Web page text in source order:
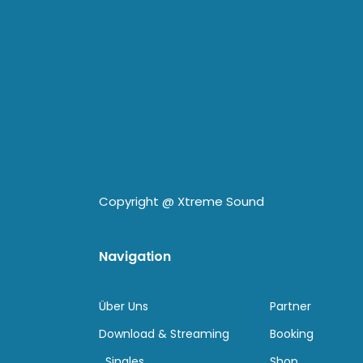
Copyright @ Xtreme Sound
Navigation
Über Uns
Download & Streaming
Partner
Booking